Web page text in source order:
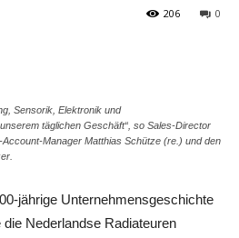
0
206
Sensorik, Elektronik und
täglichen Geschäft“, so Sales-Director
Manager Matthias Schütze (re.) und den
jährige Unternehmensgeschichte
Nederlandse Radiateuren